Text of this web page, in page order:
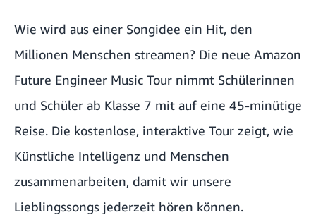
Wie wird aus einer Songidee ein Hit, den
Millionen Menschen streamen? Die neue Amazon
Future Engineer Music Tour nimmt Schülerinnen
und Schüler ab Klasse 7 mit auf eine 45-minütige
Reise. Die kostenlose, interaktive Tour zeigt, wie
Künstliche Intelligenz und Menschen
zusammenarbeiten, damit wir unsere
Lieblingssongs jederzeit hören können.